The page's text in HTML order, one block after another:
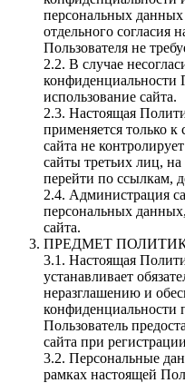
персональных
отдельного согласия
Пользователя не
2.2. В случае
конфиденциальности
использование сайта.
2.3. Настоящая
применяется только
сайта не
сайты третьих лиц,
перейти по ссылкам,
2.4. Администрация
персональных
сайта.
ПРЕДМЕТ
3.1. Настоящая
устанавливает
неразглашению и
конфиденциальности
Пользователь
сайта при
3.2. Персональные
рамках настоящей